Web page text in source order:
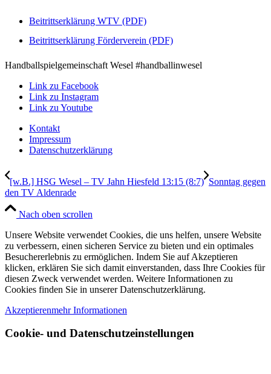
Beitrittserklärung WTV (PDF)
Beitrittserklärung Förderverein (PDF)
Handballspielgemeinschaft Wesel #handballinwesel
Link zu Facebook
Link zu Instagram
Link zu Youtube
Kontakt
Impressum
Datenschutzerklärung
[w.B.] HSG Wesel – TV Jahn Hiesfeld 13:15 (8:7) Sonntag gegen
den TV Aldenrade
Nach oben scrollen
Unsere Website verwendet Cookies, die uns helfen, unsere Website
zu verbessern, einen sicheren Service zu bieten und ein optimales
Besuchererlebnis zu ermöglichen. Indem Sie auf Akzeptieren
klicken, erklären Sie sich damit einverstanden, dass Ihre Cookies für
diesen Zweck verwendet werden. Weitere Informationen zu
Cookies finden Sie in unserer Datenschutzerklärung.
Akzeptierenmehr Informationen
Cookie- und Datenschutzeinstellungen